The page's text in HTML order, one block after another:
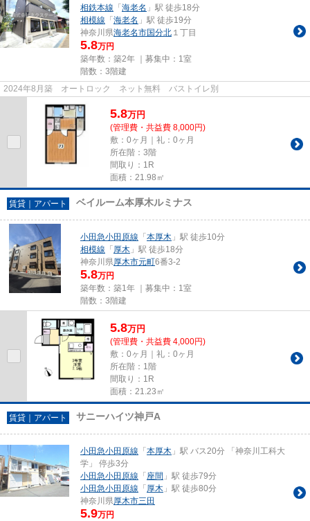
相鉄本線 「海老名 」駅 徒歩18分
相模線 「海老名 」駅 徒歩19分
神奈川県海老名市国分北 １丁目
5.8万円
築年数：築2年 ｜募集中： 1室
階数：3階建
2024年8月築 オートロック ネット無料 バストイレ別
5.8万円
(管理費・共益費 8,000円)
敷：0ヶ月｜礼：0ヶ月
所在階：3階
間取り：1R
面積：21.98㎡
賃貸｜アパート ベイルーム本厚木ルミナス
小田急小田原線 「本厚木 」駅 徒歩10分
相模線 「厚木 」駅 徒歩18分
神奈川県厚木市元町6番3-2
5.8万円
築年数：築1年 ｜募集中： 1室
階数：3階建
5.8万円
(管理費・共益費 4,000円)
敷：0ヶ月｜礼：0ヶ月
所在階：1階
間取り：1R
面積：21.23㎡
賃貸｜アパート サニーハイツ神戸A
小田急小田原線 「本厚木 」駅 バス20分 「神奈川工科大
学」 停歩3分
小田急小田原線 「座間 」駅 徒歩79分
小田急小田原線 「厚木 」駅 徒歩80分
神奈川県厚木市三田
5.9万円